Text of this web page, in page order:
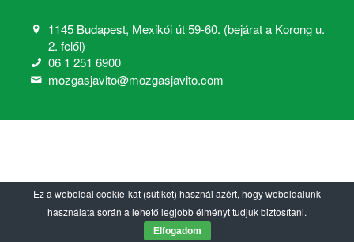
1145 Budapest, Mexikói út 59-60. (bejárat a Korong u.
2. felől)
06 1 251 6900
mozgasjavito@mozgasjavito.com
Ez a weboldal cookie-kat (sütiket) használ azért, hogy weboldalunk
használata során a lehető legjobb élményt tudjuk biztosítani.
Elfogadom